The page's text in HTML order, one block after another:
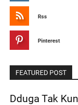
Rss
Pinterest
FEATURED POST
Dduga Tak